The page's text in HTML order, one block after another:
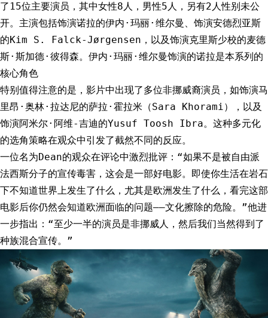
了15位主要演员，其中女性8人，男性5人，另有2人性别未公
开。主演包括饰演诺拉的伊内·玛丽·维尔曼、饰演安德烈亚斯
的Kim S. Falck-Jørgensen，以及饰演克里斯少校的麦德
斯·斯加德·彼得森。伊内·玛丽·维尔曼饰演的诺拉是本系列的
核心角色
特别值得注意的是，影片中出现了多位非挪威裔演员，如饰演马
里昂·奥林·拉达尼的萨拉·霍拉米（Sara Khorami），以及
饰演阿米尔·阿维-吉迪的Yusuf Toosh Ibra。这种多元化
的选角策略在观众中引发了截然不同的反应。
一位名为Dean的观众在评论中激烈批评：“如果不是被自由派
法西斯分子的宣传毒害，这会是一部好电影。即使你生活在岩石
下不知道世界上发生了什么，尤其是欧洲发生了什么，看完这部
电影后你仍然会知道欧洲面临的问题——文化擦除的危险。”他进
一步指出：“至少一半的演员是非挪威人，然后我们当然得到了
种族混合宣传。”